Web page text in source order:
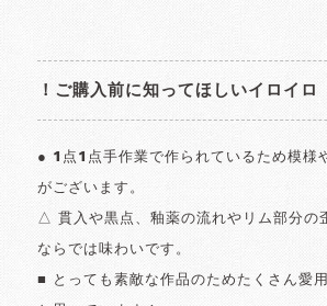
！ご購入前に知ってほしいイロイロ
● 1点1点手作業で作られているため模様
がございます。
△ 貫入や黒点、釉薬の流れやリム部分の
ならでは味わいです。
■ とっても素敵な作品のためたくさん愛